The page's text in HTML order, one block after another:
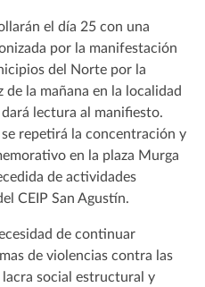
el día 25 con una
por la manifestación
del Norte por la
de la mañana en la localidad
lectura al manifiesto.
repetirá la concentración y
en la plaza Murga
de actividades
CEIP San Agustín.
de continuar
de violencias contra las
lacra social estructural y